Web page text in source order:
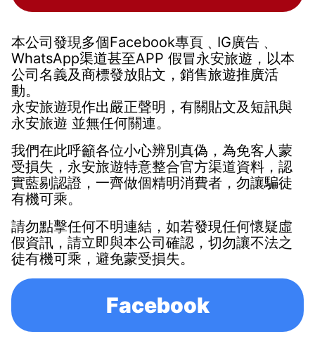
本公司發現多個Facebook專頁 IG廣告
WhatsApp渠道甚至APP 假冒永安旅遊 ，以本
公司名義及商標發放貼文，銷售旅遊推廣活
動。
永安旅遊現作出嚴正聲明，有關貼文及短訊與
永安旅遊 並無任何關連。
我們在此呼籲各位小心辨別真偽， 為免客人蒙
受損失，永安旅遊特意整合官方渠道資料，認
實藍剔認證，一齊做個精明消費者，勿讓騙徒
有機可乘。
請勿點擊任何不明連結，如若發現任何懷疑虛
假資訊，請立即與本公司確認，切勿讓不法之
徒有機可乘，避免蒙受損失。
Facebook